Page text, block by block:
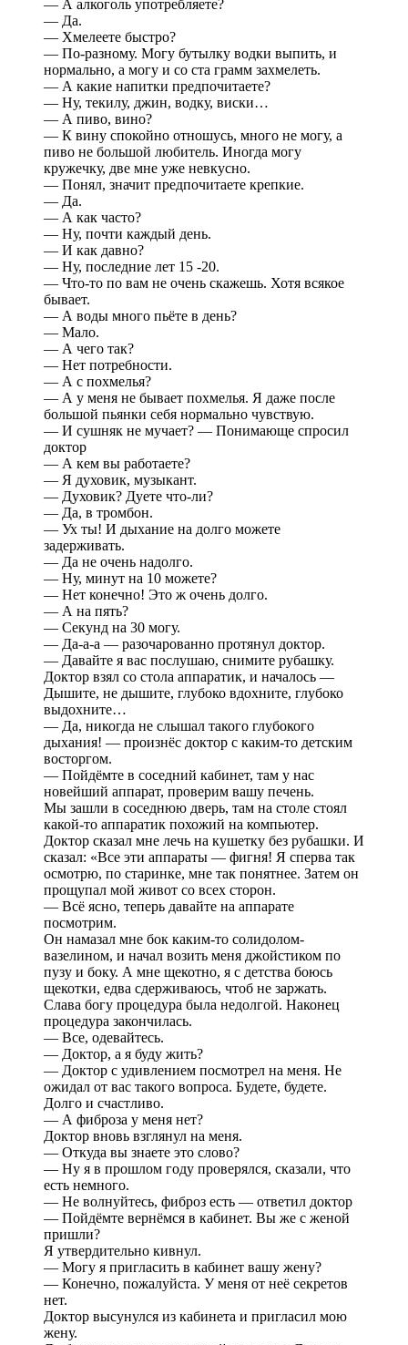
— А алкоголь употребляете?
— Да.
— Хмелеете быстро?
— По-разному. Могу бутылку водки выпить, и
нормально, а могу и со ста грамм захмелеть.
— А какие напитки предпочитаете?
— Ну, текилу, джин, водку, виски…
— А пиво, вино?
— К вину спокойно отношусь, много не могу, а
пиво не большой любитель. Иногда могу
кружечку, две мне уже невкусно.
— Понял, значит предпочитаете крепкие.
— Да.
— А как часто?
— Ну, почти каждый день.
— И как давно?
— Ну, последние лет 15 -20.
— Что-то по вам не очень скажешь. Хотя всякое
бывает.
— А воды много пьёте в день?
— Мало.
— А чего так?
— Нет потребности.
— А с похмелья?
— А у меня не бывает похмелья. Я даже после
большой пьянки себя нормально чувствую.
— И сушняк не мучает? — Понимающе спросил
доктор
— А кем вы работаете?
— Я духовик, музыкант.
— Духовик? Дуете что-ли?
— Да, в тромбон.
— Ух ты! И дыхание на долго можете
задерживать.
— Да не очень надолго.
— Ну, минут на 10 можете?
— Нет конечно! Это ж очень долго.
— А на пять?
— Секунд на 30 могу.
— Да-а-а — разочарованно протянул доктор.
— Давайте я вас послушаю, снимите рубашку.
Доктор взял со стола аппаратик, и началось —
Дышите, не дышите, глубоко вдохните, глубоко
выдохните…
— Да, никогда не слышал такого глубокого
дыхания! — произнёс доктор с каким-то детским
восторгом.
— Пойдёмте в соседний кабинет, там у нас
новейший аппарат, проверим вашу печень.
Мы зашли в соседнюю дверь, там на столе стоял
какой-то аппаратик похожий на компьютер.
Доктор сказал мне лечь на кушетку без рубашки. И
сказал: «Все эти аппараты — фигня! Я сперва так
осмотрю, по старинке, мне так понятнее. Затем он
прощупал мой живот со всех сторон.
— Всё ясно, теперь давайте на аппарате
посмотрим.
Он намазал мне бок каким-то солидолом-
вазелином, и начал возить меня джойстиком по
пузу и боку. А мне щекотно, я с детства боюсь
щекотки, едва сдерживаюсь, чтоб не заржать.
Слава богу процедура была недолгой. Наконец
процедура закончилась.
— Все, одевайтесь.
— Доктор, а я буду жить?
— Доктор с удивлением посмотрел на меня. Не
ожидал от вас такого вопроса. Будете, будете.
Долго и счастливо.
— А фиброза у меня нет?
Доктор вновь взглянул на меня.
— Откуда вы знаете это слово?
— Ну я в прошлом году проверялся, сказали, что
есть немного.
— Не волнуйтесь, фиброз есть — ответил доктор
— Пойдёмте вернёмся в кабинет. Вы же с женой
пришли?
Я утвердительно кивнул.
— Могу я пригласить в кабинет вашу жену?
— Конечно, пожалуйста. У меня от неё секретов
нет.
Доктор высунулся из кабинета и пригласил мою
жену.